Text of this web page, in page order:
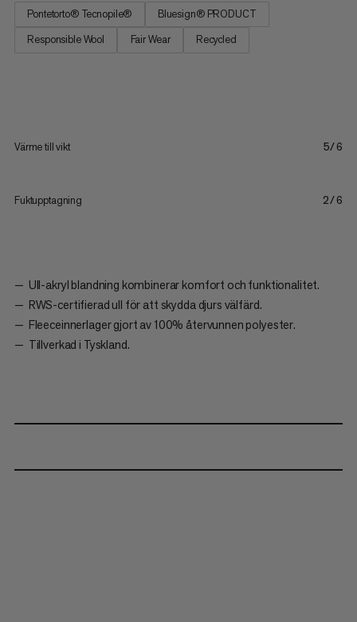
Pontetorto® Tecnopile®
Bluesign® PRODUCT
Responsible Wool
Fair Wear Recycled
Värme till vikt 5/6
Fuktupptagning 2/6
Ull-akryl blandning kombinerar komfort och funktionalitet.
RWS-certifierad ull för att skydda djurs välfärd.
Fleeceinnerlager gjort av 100% återvunnen polyester.
Tillverkad i Tyskland.